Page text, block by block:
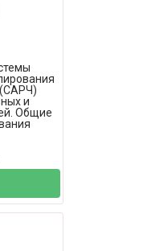
и
Общие